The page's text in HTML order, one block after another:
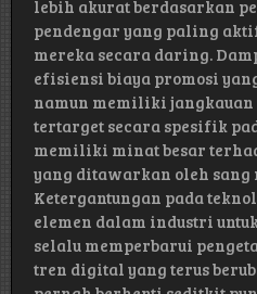
lebih akurat berdasarkan
pendengar yang paling
mereka secara daring.
efisiensi biaya promosi
namun memiliki jangkauan
tertarget secara spesifik
memiliki minat besar
yang ditawarkan oleh sang
Ketergantungan pada
elemen dalam industri
selalu memperbarui
tren digital yang terus